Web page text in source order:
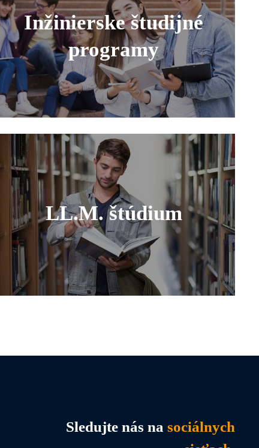
Inžinierske študijné
programy
LL.M. štúdium
Sledujte nás na sociálnych